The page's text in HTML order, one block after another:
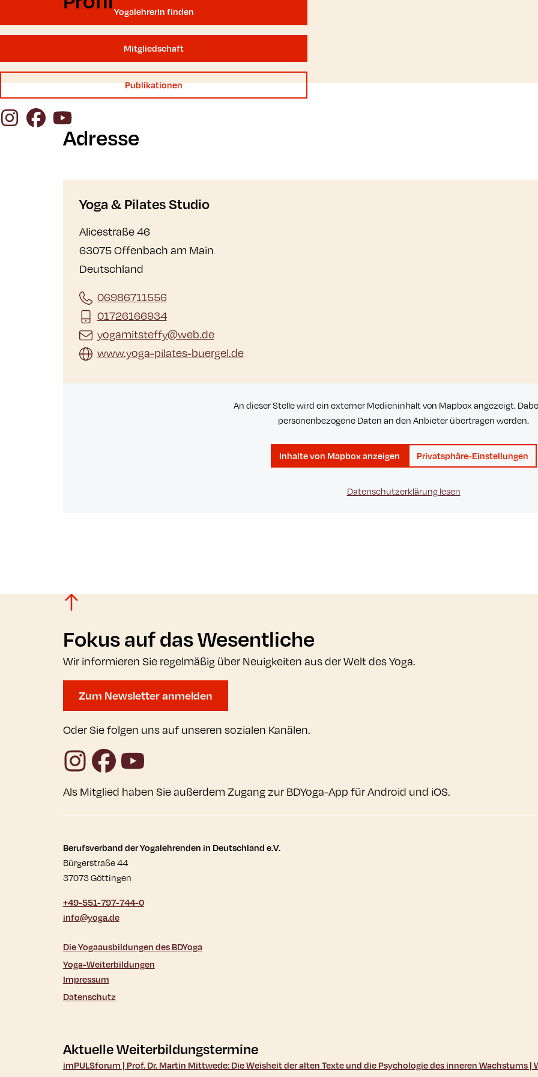
YogalehrerIn finden
Mitgliedschaft
Publikationen
InstagramFacebook
YouTube
Adresse
Yoga & Pilates Studio
Alicestraße 46
63075 Offenbach am Main
Deutschland
06986711556
01726166934
yogamitsteffy@web.de
www.yoga-pilates-buergel.de
An dieser Stelle wird ein externer Medieninhalt von Mapbox angezeigt.
personenbezogene Daten an den Anbieter übertragen werden.
Inhalte von Mapbox anzeigen Privatsphäre-Einstellungen
Datenschutzerklärung lesen
Fokus auf das Wesentliche
Wir informieren Sie regelmäßig über Neuigkeiten aus der Welt des Yoga.
Zum Newsletter anmelden
Oder Sie folgen uns auf unseren sozialen Kanälen.
InstagramFacebook
YouTube
Als Mitglied haben Sie außerdem Zugang zur BDYoga-App für Android und iOS.
Kontaktdaten und weitere Links
Berufsverband der Yogalehrenden in Deutschland e.V.
Bürgerstraße 44
37073 Göttingen
+49-551-797-744-0
info@yoga.de
Die Yogaausbildungen des BDYoga
Yoga-Weiterbildungen
Impressum
Datenschutz
Aktuelle Weiterbildungstermine
imPULSforum | Prof. Dr. Martin Mittwede: Die Weisheit der alten Texte und die Psychologie des inneren Wachstums |